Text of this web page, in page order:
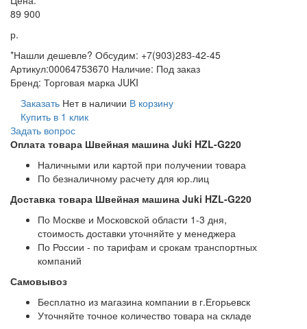
89 900
р.
*Нашли дешевле? Обсудим: +7(903)283-42-45
Артикул:00064753670 Наличие: Под заказ
Бренд: Торговая марка JUKI
Заказать Нет в наличии В корзину
Купить в 1 клик
Задать вопрос
Оплата товара Швейная машина Juki HZL-G220
Наличными или картой при получении товара
По безналичному расчету для юр.лиц
Доставка товара Швейная машина Juki HZL-G220
По Москве и Московской области 1-3 дня,
стоимость доставки уточняйте у менеджера
По России - по тарифам и срокам транспортных
компаний
Самовывоз
Бесплатно из магазина компании в г.Егорьевск
Уточняйте точное количество товара на складе